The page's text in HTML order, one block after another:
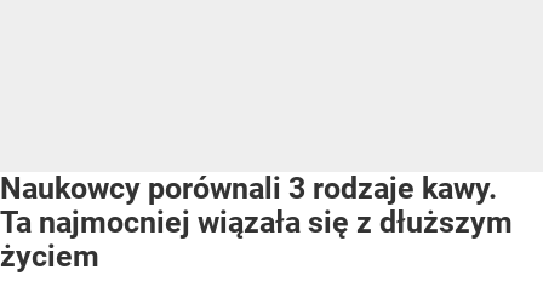
Naukowcy porównali 3 rodzaje kawy.
Ta najmocniej wiązała się z dłuższym
życiem